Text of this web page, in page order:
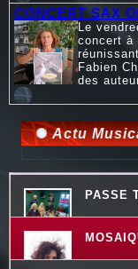
CONCERT SAX
Le
concert à
Fabien
des
Actu
PASSE